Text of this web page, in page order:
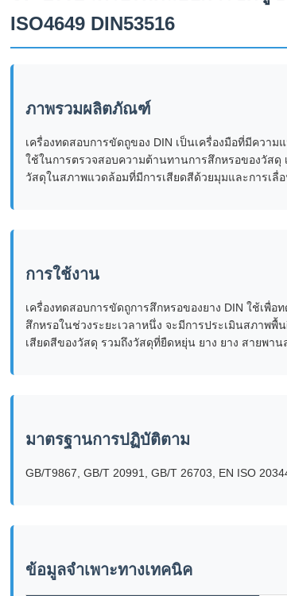
ISO4649 DIN53516
ภาพรวมผลิตภัณฑ์
เครื่องทดสอบการขัดถูของ DIN เป็นเครื่องมือที่มีควา
ใช้ในการตรวจสอบความต้านทานการสึกหรอของวัสดุ
วัสดุในสภาพแวดล้อมที่มีการเสียดสีด้วยมุมและการเ
การใช้งาน
เครื่องทดสอบการขัดถูการสึกหรอของยาง DIN ใช้เพื่
สึกหรอในช่วงระยะเวลาหนึ่ง จะมีการประเมินสภาพ
เสียดสีของวัสดุ รวมถึงวัสดุที่ยืดหยุ่น ยาง ยาง สายพา
มาตรฐานการปฏิบัติตาม
GB/T9867, GB/T 20991, GB/T 26703, EN ISO
ข้อมูลจำเพาะทางเทคนิค